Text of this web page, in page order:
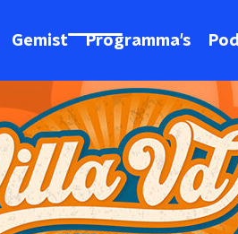
Gemist Programma's